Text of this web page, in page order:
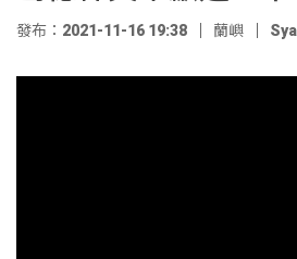
發布：2021-11-16 19:38 蘭嶼